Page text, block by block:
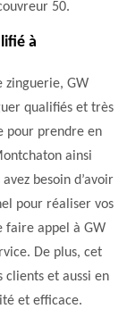
50.
à
zinguerie, GW
qualifiés et très
pour prendre en
ainsi
besoin d’avoir
pour réaliser vos
faire appel à GW
De plus, cet
clients et aussi en
et efficace.